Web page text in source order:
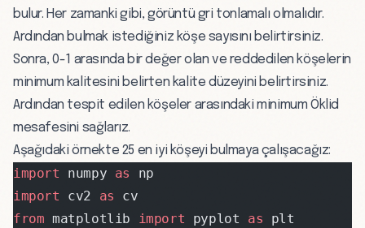
bulur. Her zamanki gibi, görüntü gri tonlamalı olmalıdır.
Ardından bulmak istediğiniz köşe sayısını belirtirsiniz.
Sonra, 0-1 arasında bir değer olan ve reddedilen köşelerin
minimum kalitesini belirten kalite düzeyini belirtirsiniz.
Ardından tespit edilen köşeler arasındaki minimum Öklid
mesafesini sağlarız.
Aşağıdaki örnekte 25 en iyi köşeyi bulmaya çalışacağız:
import numpy as
np
import cv2 as cv
from matplotlib import pyplot as plt